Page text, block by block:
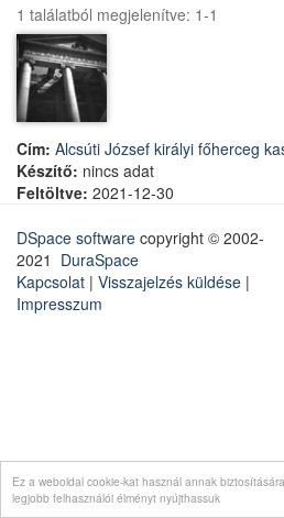
Ez a weboldal cookie-kat használ annak
legjobb felhasználói élményt nyújthassuk
1 találatból megjelenítve: 1-1
Cím: Alcsúti József királyi főherceg
Készítő: nincs adat
Feltöltve: 2021-12-30
DSpace software copyright © 2002-
2021 DuraSpace
Kapcsolat | Visszajelzés küldése |
Impresszum